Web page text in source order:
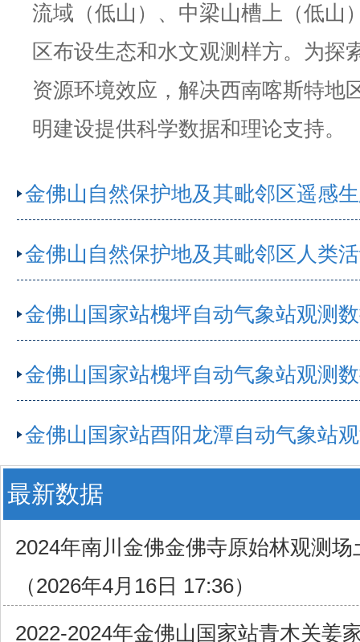
流域（低山）、中梁山槽上（低山
区布设生态和水文观测样方。为探
资源环境效应，解决西南喀斯特地
明建设提供科学数据和理论支持。
金佛山国家站槐坪自动气象站观测
金佛山国家站槐坪自动气象站观测
金佛山国家站酉阳龙潭自动气象站
最新数据
2024年南川金佛金佛寺原始林观测
（2026年4月16日 17:36）
2022-2024年金佛山国家站青木关姜